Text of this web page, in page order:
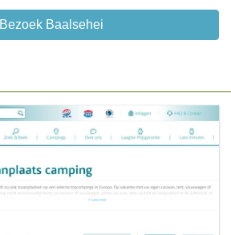
Bezoek Baalsehei